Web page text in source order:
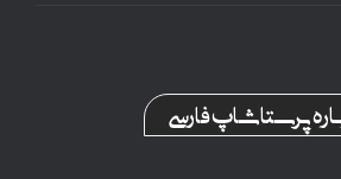
پرستاشاپ فارسی